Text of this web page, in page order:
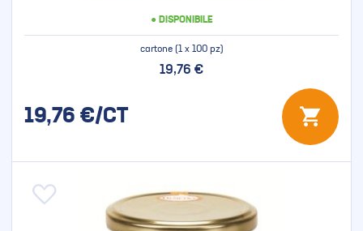
● DISPONIBILE
cartone (1 x 100 pz)
19,76 €
19,76 €/CT
Aggiungi alla lista desideri